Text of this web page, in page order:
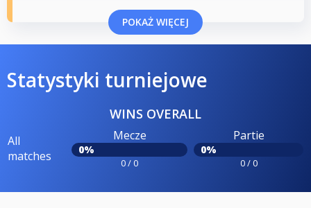
POKAŻ WIĘCEJ
Statystyki turniejowe
WINS OVERALL
All
matches
Mecze
0%
0 / 0
Partie
0%
0 / 0